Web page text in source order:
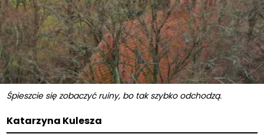
Śpieszcie się zobaczyć ruiny, bo tak szybko odchodzą.
Katarzyna Kulesza